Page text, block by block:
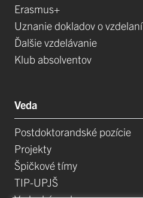
Erasmus+
Uznanie dokladov o vzdelaní
Ďalšie vzdelávanie
Klub absolventov
Veda
Postdoktorandské pozície
Projekty
Špičkové tímy
TIP-UPJŠ